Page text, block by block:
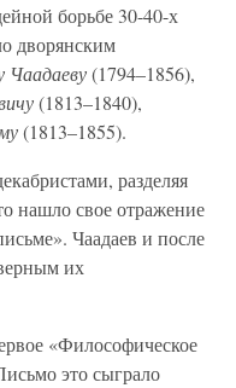
борьбе 30-40-х
дворянским
Чаадаеву(1794–1856),
(1813–1840),
(1813–1855).
разделяя
нашло свое отражение
Чаадаев и после
их
«Философическое
это сыграло